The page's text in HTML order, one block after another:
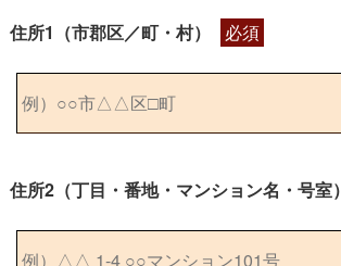
住所1（市郡区／町・村） 必須
住所2（丁目・番地・マンション名・号室）